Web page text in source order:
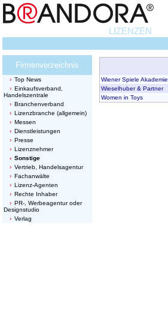
LIZENZEN
Firmenverzeichnis
Top News
Einkaufsverband,
Handelszentrale
Branchenverband
Lizenzbranche (allgemein)
Messen
Dienstleistungen
Presse
Lizenznehmer
Sonstige
Vertrieb, Handelsagentur
Fachanwälte
Lizenz-Agenten
Rechte Inhaber
PR-, Werbeagentur oder
Designstudio
Verlag
Wiener Spiele Akademie
Wieselhuber & Partner
Women in Toys